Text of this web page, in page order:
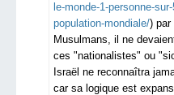
le-monde-1-personne-
population-mondiale/) par
Musulmans, il ne
ces "nationalistes" ou
Israël ne reconnaîtra
car sa logique est